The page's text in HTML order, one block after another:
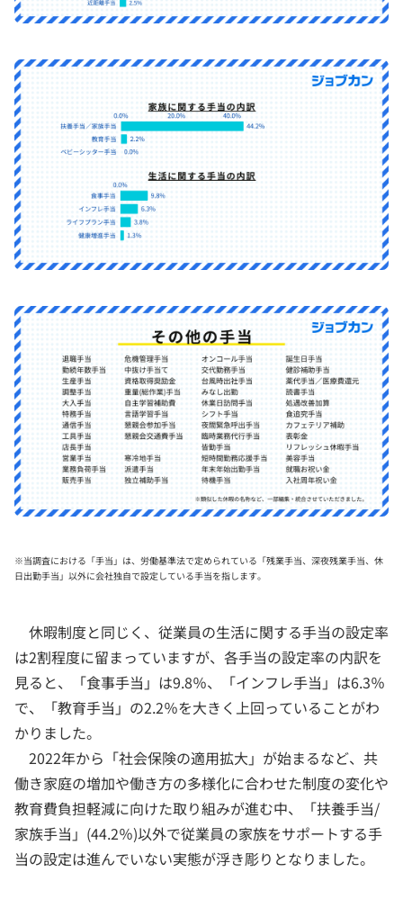
※当調査における「手当」は、労働基準法で定められている「残業手当、深夜残業手当、休
日出勤手当」以外に会社独自で設定している手当を指します。
休暇制度と同じく、従業員の生活に関する手当の設定率
は2割程度に留まっていますが、各手当の設定率の内訳を
見ると、「食事手当」は9.8％、「インフレ手当」は6.3％
で、「教育手当」の2.2％を大きく上回っていることがわ
かりました。
2022年から「社会保険の適用拡大」が始まるなど、共
働き家庭の増加や働き方の多様化に合わせた制度の変化や
教育費負担軽減に向けた取り組みが進む中、「扶養手当/
家族手当」(44.2％)以外で従業員の家族をサポートする手
当の設定は進んでいない実態が浮き彫りとなりました。